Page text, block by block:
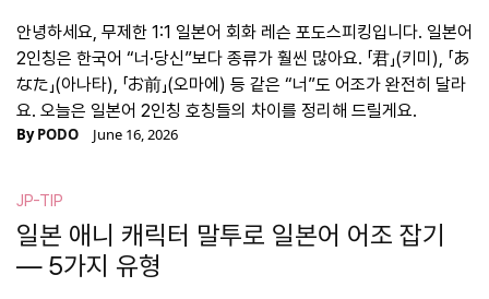
안녕하세요, 무제한 1:1 일본어 회화 레슨 포도스피킹입니다. 일본어
2인칭은 한국어 “너·당신”보다 종류가 훨씬 많아요. 「君」(키미), 「あ
なた」(아나타), 「お前」(오마에) 등 같은 “너”도 어조가 완전히 달라
요. 오늘은 일본어 2인칭 호칭들의 차이를 정리해 드릴게요.
ByPODO June 16, 2026
JP-TIP
일본 애니 캐릭터 말투로 일본어 어조 잡기
— 5가지 유형